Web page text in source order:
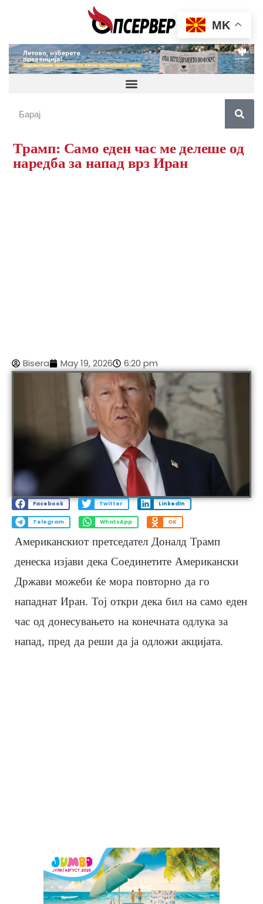
Трамп: Само еден час ме делеше од
наредба за напад врз Иран
Bisera May 19, 2026 6:20 pm
Facebook Twitter LinkedIn
Telegram WhatsApp OK
Американскиот претседател Доналд Трамп
денеска изјави дека Соединетите Американски
Држави можеби ќе мора повторно да го
нападнат Иран. Тој откри дека бил на само еден
час од донесувањето на конечната одлука за
напад, пред да реши да ја одложи акцијата.
MK